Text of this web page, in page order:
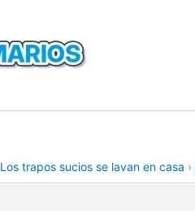
Los trapos sucios se lavan en casa ›